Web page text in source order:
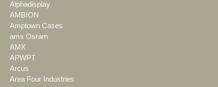
Alphadisplay
AMBION
Amptown Cases
ams Osram
AMX
APWPT
Arcus
Area Four Industries